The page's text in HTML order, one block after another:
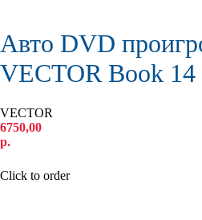
Авто DVD
VECTOR Book 14
VECTOR
6750,00
р.
Click to order